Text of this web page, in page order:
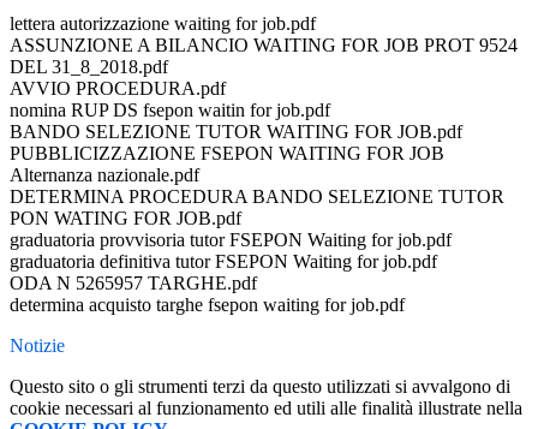
lettera autorizzazione waiting for job.pdf
ASSUNZIONE A BILANCIO WAITING FOR JOB PROT 9524
DEL 31_8_2018.pdf
AVVIO PROCEDURA.pdf
nomina RUP DS fsepon waitin for job.pdf
BANDO SELEZIONE TUTOR WAITING FOR JOB.pdf
PUBBLICIZZAZIONE FSEPON WAITING FOR JOB
Alternanza nazionale.pdf
DETERMINA PROCEDURA BANDO SELEZIONE TUTOR
PON WATING FOR JOB.pdf
graduatoria provvisoria tutor FSEPON Waiting for job.pdf
graduatoria definitiva tutor FSEPON Waiting for job.pdf
ODA N 5265957 TARGHE.pdf
determina acquisto targhe fsepon waiting for job.pdf
Notizie
Questo sito o gli strumenti terzi da questo utilizzati si avvalgono di
cookie necessari al funzionamento ed utili alle finalità illustrate nella